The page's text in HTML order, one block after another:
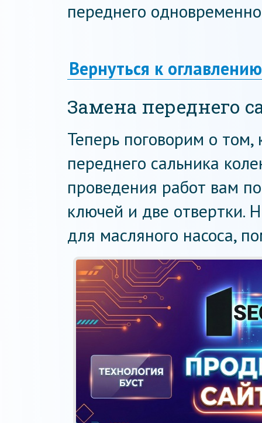
переднего
Вернуться к оглавлению
Замена переднего
Теперь поговорим о том,
переднего сальника
проведения работ вам
ключей и две отвертки.
для масляного насоса,